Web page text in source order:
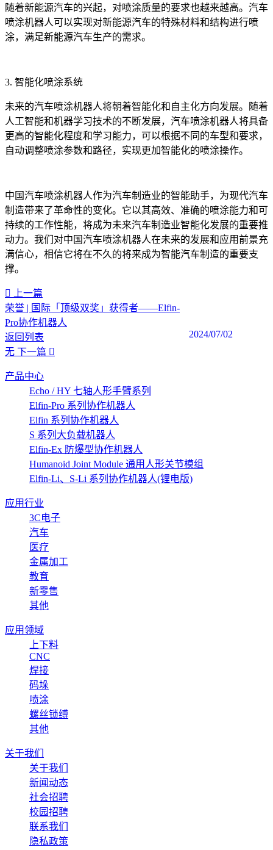
随着新能源汽车的兴起，对喷涂质量的要求也越来越高。汽车
喷涂机器人可以实现对新能源汽车的特殊材料和结构进行喷
涂，满足新能源汽车生产的需求。
3. 智能化喷涂系统
未来的汽车喷涂机器人将朝着智能化和自主化方向发展。随着
人工智能和机器学习技术的不断发展，汽车喷涂机器人将具备
更高的智能化程度和学习能力，可以根据不同的车型和要求，
自动调整喷涂参数和路径，实现更加智能化的喷涂操作。
中国汽车喷涂机器人作为汽车制造业的智能助手，为现代汽车
制造带来了革命性的变化。它以其高效、准确的喷涂能力和可
持续的工作性能，将成为未来汽车制造业智能化发展的重要推
动力。我们对中国汽车喷涂机器人在未来的发展和应用前景充
满信心，相信它将在不久的将来成为智能汽车制造的重要支
撑。
上一篇
荣誉 | 国际「顶级双奖」获得者——Elfin-
Pro协作机器人
2024/07/02
返回列表
无 下一篇
产品中心
Echo / HY 七轴人形手臂系列
Elfin-Pro 系列协作机器人
Elfin 系列协作机器人
S 系列大负载机器人
Elfin-Ex 防爆型协作机器人
Humanoid Joint Module 通用人形关节模组
Elfin-Li、S-Li 系列协作机器人(锂电版)
应用行业
3C电子
汽车
医疗
金属加工
教育
新零售
其他
应用领域
上下料
CNC
焊接
码垛
喷涂
螺丝锁缚
其他
关于我们
关于我们
新闻动态
社会招聘
校园招聘
联系我们
隐私政策